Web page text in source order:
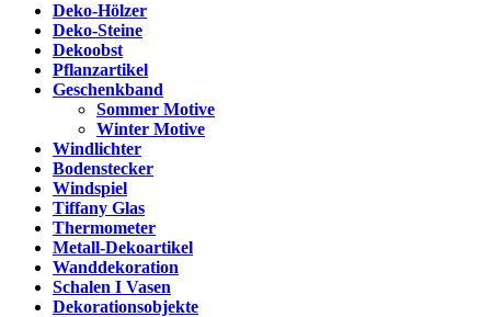
Deko-Hölzer
Deko-Steine
Dekoobst
Pflanzartikel
Geschenkband
Sommer Motive
Winter Motive
Windlichter
Bodenstecker
Windspiel
Tiffany Glas
Thermometer
Metall-Dekoartikel
Wanddekoration
Schalen I Vasen
Dekorationsobjekte